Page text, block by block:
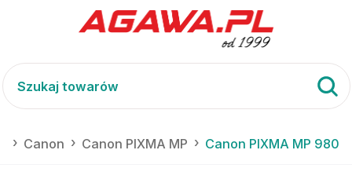
Canon Canon PIXMA MP Canon PIXMA MP 980